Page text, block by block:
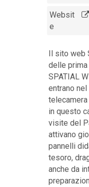
Websit
e
Il sito web
delle
SPATIAL
entrano
telecamera
in questo
visite del
attivano
pannelli
tesoro,
anche da